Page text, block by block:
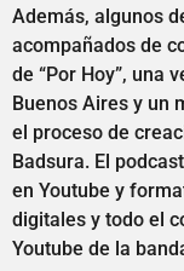
Además, algunos
acompañados de
de “Por Hoy”, una
Buenos Aires y un
el proceso de
Badsura. El
en Youtube y
digitales y todo el
Youtube de la